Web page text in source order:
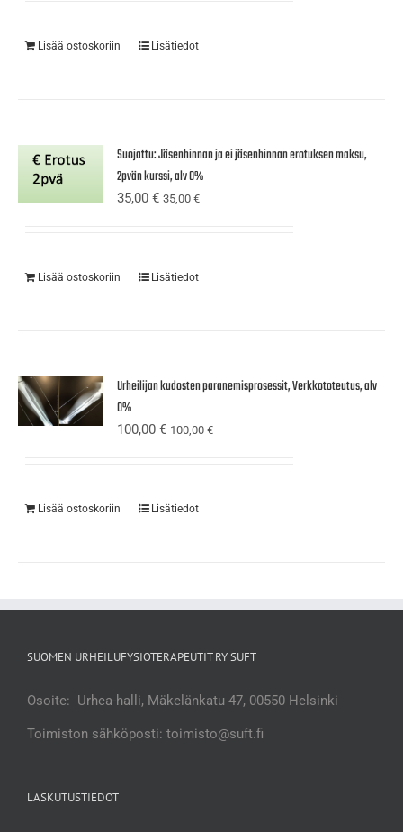
Lisää ostoskoriin Lisätiedot
Suojattu: Jäsenhinnan ja ei jäsenhinnan erotuksen maksu,
2pvän kurssi, alv 0%
35,00€ 35,00€
Lisää ostoskoriin Lisätiedot
Urheilijan kudosten paranemisprosessit, Verkkototeutus, alv
0%
100,00€ 100,00€
Lisää ostoskoriin Lisätiedot
SUOMEN URHEILUFYSIOTERAPEUTIT RY SUFT
Osoite: Urhea-halli, Mäkelänkatu 47, 00550 Helsinki
Toimiston sähköposti: toimisto@suft.fi
LASKUTUSTIEDOT